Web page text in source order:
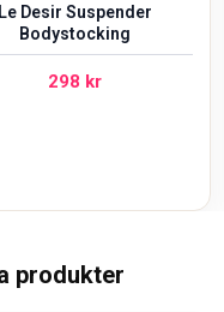
Le Desir Suspender
Bodystocking
298 kr
produkter